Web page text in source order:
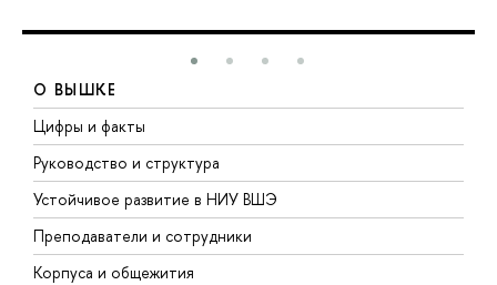
О ВЫШКЕ
Цифры и факты
Руководство и структура
Устойчивое развитие в НИУ ВШЭ
Преподаватели и сотрудники
Корпуса и общежития